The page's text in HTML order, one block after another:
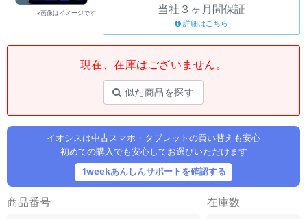
※画像はイメージです 当社３ヶ月間保証
詳細はこちら
現在、在庫はございません。
似た商品を探す
イオシスは中古スマホ・タブレットの買い替えも安心
初めての購入でも安心してお選びいただけます
1weekあんしんサポートを確認する
商品番号 在庫数
人気の検索ワード：Let's note
「スマートフォン」「タブレット」など
メーカー
製造、販売メーカーの絞り込み
機能・特徴
商品の搭載機能による絞り込み